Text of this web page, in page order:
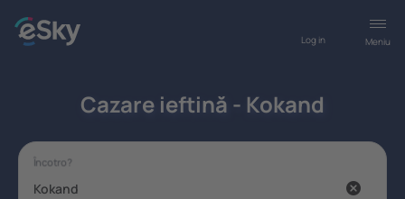
Meniu
Log in
Cazare ieftină - Kokand